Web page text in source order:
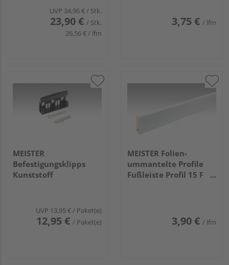
UVP 34,96 €/ Stk.
23,90 € / Stk.
26,56 € / lfm
3,75 € / lfm
MEISTER
Befestigungsklipps
Kunststoff
UVP 13,95 €/ Paket(e)
12,95 € / Paket(e)
MEISTER Folien-
ummantelte Profile
Fußleiste Profil 15 F
3,90 € / lfm